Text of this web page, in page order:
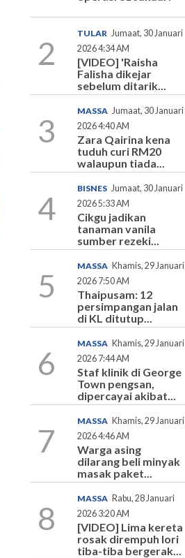
2
TULAR Jumaat, 30 Januari
2026 4:34 AM
[VIDEO] 'Raisha
Falisha dikejar
sebelum ditarik...
3
MASSA Jumaat, 30 Januari
2026 4:40 AM
Zara Qairina kena
tuduh curi RM20
walaupun tiada...
4
BISNES Jumaat, 30 Januari
2026 5:33 AM
Cikgu jadikan
tanaman vanila
sumber rezeki...
5
MASSA Khamis, 29 Januari
2026 7:50 AM
Thaipusam: 12
persimpangan jalan
di KL ditutup...
6
MASSA Khamis, 29 Januari
2026 7:44 AM
Staf klinik di George
Town pengsan,
dipercayai akibat...
7
MASSA Khamis, 29 Januari
2026 4:46 AM
Warga asing
dilarang beli minyak
masak paket...
8
MASSA Rabu, 28 Januari
2026 3:20 AM
[VIDEO] Lima kereta
rosak dirempuh lori
tiba-tiba bergerak...